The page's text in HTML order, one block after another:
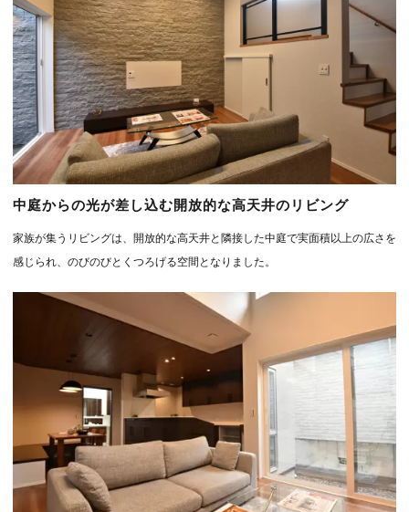
中庭からの光が差し込む開放的な高天井のリビング
家族が集うリビングは、開放的な高天井と隣接した中庭で実面積以上の広さを
感じられ、のびのびとくつろげる空間となりました。